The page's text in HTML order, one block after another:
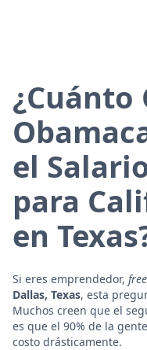
¿Cuánto
el
para
en
Si eres emprendedor,
Dallas, Texas, esta
Muchos creen que el
es que el 90% de la
costo drásticamente.